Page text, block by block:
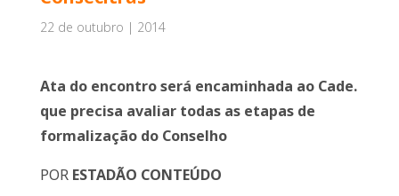
22 de outubro | 2014
Ata do encontro será encaminhada ao Cade.
que precisa avaliar todas as etapas de
formalização do Conselho
PORESTADÃO CONTEÚDO